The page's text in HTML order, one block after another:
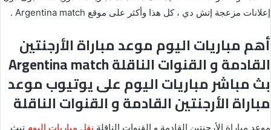
إعلانات مزعجة إتش دي ، كل هذا وأكثر على موقع Argentina match .
أهم مباريات اليوم موعد مباراة الأرجنتين
القادمة و القنوات الناقلة Argentina match
بث مباشر مباريات اليوم على يوتيوب موعد
مباراة الأرجنتين القادمة و القنوات الناقلة
موعد مباراة الأرجنتين القادمة و القنوات الناقلة نقل مباريات اليوم تبث